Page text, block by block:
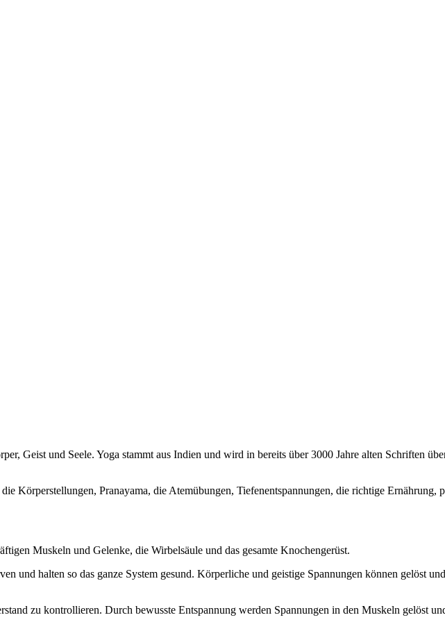
Geist und Seele. Yoga stammt aus Indien und wird in bereits über 3000 Jahre alten Schriften
Körperstellungen, Pranayama, die Atemübungen, Tiefenentspannungen, die richtige Ernährung,
Muskeln und Gelenke, die Wirbelsäule und das gesamte Knochengerüst.
und halten so das ganze System gesund. Körperliche und geistige Spannungen können gelöst
zu kontrollieren. Durch bewusste Entspannung werden Spannungen in den Muskeln gelöst